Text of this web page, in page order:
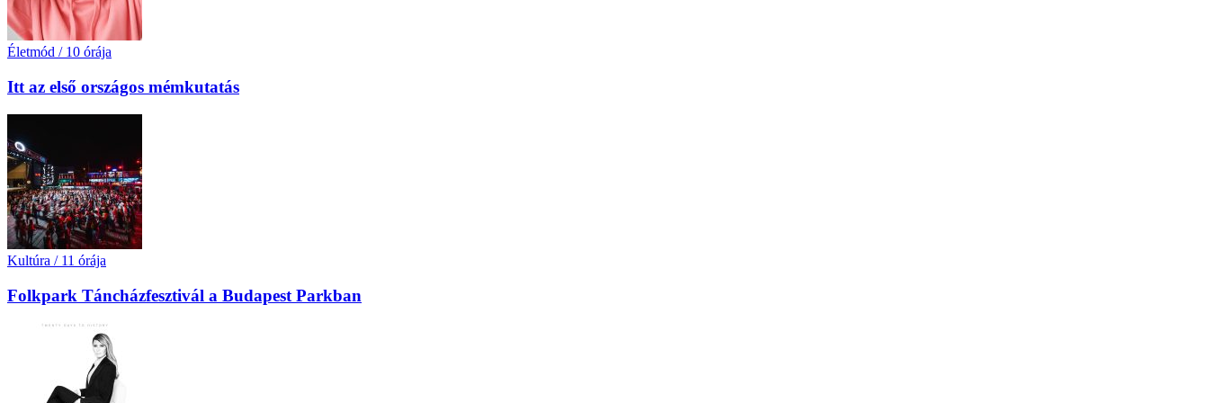
Életmód / 10 órája
Itt az első országos mémkutatás
Kultúra / 11 órája
Folkpark Táncházfesztivál a Budapest Parkban